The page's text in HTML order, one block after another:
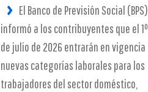
El Banco de Previsión Social (BPS)
informó a los contribuyentes que el 1º
de julio de 2026 entrarán en vigencia
nuevas categorías laborales para los
trabajadores del sector doméstico,